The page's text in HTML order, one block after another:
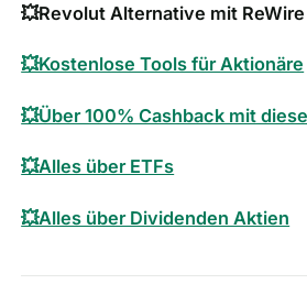
💥Revolut Alternative mit
💥Kostenlose Tools für Aktionäre
💥Über 100% Cashback mit
💥Alles über ETFs
💥Alles über Dividenden Aktien